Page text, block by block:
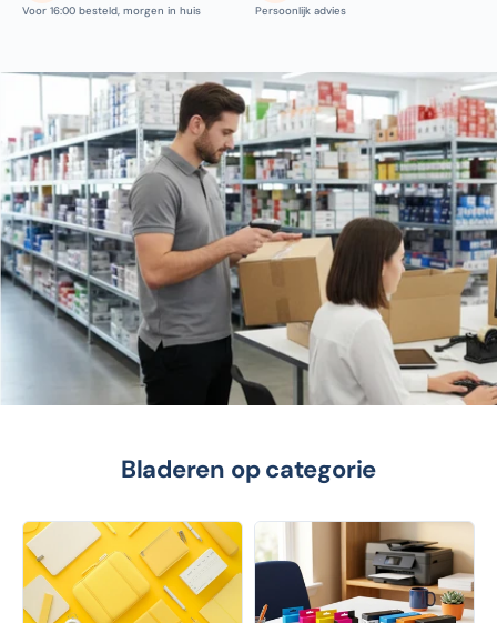
Voor 16:00 besteld, morgen in huis Persoonlijk advies
Bladeren op categorie